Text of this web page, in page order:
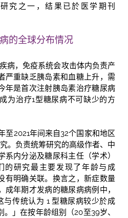
究之一，结果已於医学期刊
的全球分布情况
病，免疫系统会攻击体内负责产
严重缺乏胰岛素和血糖上升，需
年是首次注射胰岛素治疗糖尿病
为治疗1型糖尿病不可缺少的方
至2021年间来自32个国家和地区
。负责统筹研究的高级作者、中
系内分泌及糖尿科主任（学术）
的研究最主要发现了年龄与成
有明确关联。换言之，新症数量
年期才发病的糖尿病病例中，
与传统认为 1 型糖尿病较少於成
」在按年龄组别（20至39岁、